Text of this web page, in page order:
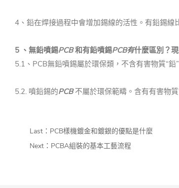
4、鉛在焊接過程中會增加錫線的活性。 有鉛錫線
5 、無鉛噴錫PCB 和有鉛噴錫PCB有什麼區別 ？
5.1、PCB無鉛噴錫屬於環保類，不含有害物質“鉛
5.2. 噴鉛錫的PCB 不屬於環保範疇。 含有有害物
Last： PCB樣機鍍金和鍍銀的優點是什麼
Next： PCBA組裝的基本工藝流程